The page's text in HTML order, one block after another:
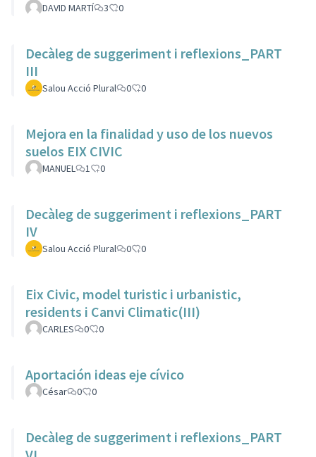
DAVID MARTÍ 3 0
Decàleg de suggeriment i reflexions_PART
III
Salou Acció Plural 0 0
Mejora en la finalidad y uso de los nuevos
suelos EIX CIVIC
MANUEL 1 0
Decàleg de suggeriment i reflexions_PART
IV
Salou Acció Plural 0 0
Eix Civic, model turistic i urbanistic,
residents i Canvi Climatic(III)
CARLES 0 0
Aportación ideas eje cívico
César 0 0
Decàleg de suggeriment i reflexions_PART